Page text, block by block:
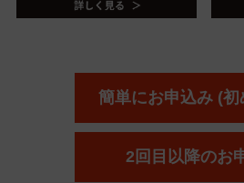
簡単にお申込み (初
2回目以降のお